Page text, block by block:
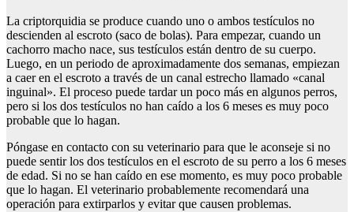
La criptorquidia se produce cuando uno o ambos testículos no
descienden al escroto (saco de bolas). Para empezar, cuando un
cachorro macho nace, sus testículos están dentro de su cuerpo.
Luego, en un periodo de aproximadamente dos semanas, empiezan
a caer en el escroto a través de un canal estrecho llamado «canal
inguinal». El proceso puede tardar un poco más en algunos perros,
pero si los dos testículos no han caído a los 6 meses es muy poco
probable que lo hagan.
Póngase en contacto con su veterinario para que le aconseje si no
puede sentir los dos testículos en el escroto de su perro a los 6 meses
de edad. Si no se han caído en ese momento, es muy poco probable
que lo hagan. El veterinario probablemente recomendará una
operación para extirparlos y evitar que causen problemas.